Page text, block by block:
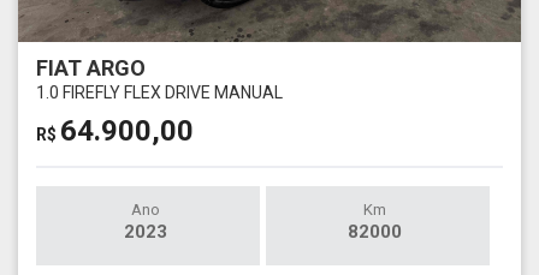
FIAT ARGO
1.0 FIREFLY FLEX DRIVE MANUAL
R$ 64.900,00
Ano
2023
Km
82000